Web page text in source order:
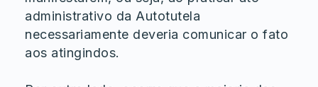
administrativo da Autotutela
necessariamente deveria comunicar o fato
aos atingindos.